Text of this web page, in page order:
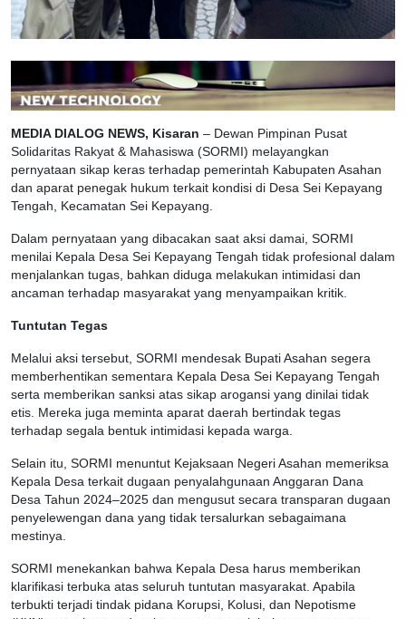
MEDIA DIALOG NEWS, Kisaran – Dewan Pimpinan Pusat
Solidaritas Rakyat & Mahasiswa (SORMI) melayangkan
pernyataan sikap keras terhadap pemerintah Kabupaten Asahan
dan aparat penegak hukum terkait kondisi di Desa Sei Kepayang
Tengah, Kecamatan Sei Kepayang.
Dalam pernyataan yang dibacakan saat aksi damai, SORMI
menilai Kepala Desa Sei Kepayang Tengah tidak profesional dalam
menjalankan tugas, bahkan diduga melakukan intimidasi dan
ancaman terhadap masyarakat yang menyampaikan kritik.
Tuntutan Tegas
Melalui aksi tersebut, SORMI mendesak Bupati Asahan segera
memberhentikan sementara Kepala Desa Sei Kepayang Tengah
serta memberikan sanksi atas sikap arogansi yang dinilai tidak
etis. Mereka juga meminta aparat daerah bertindak tegas
terhadap segala bentuk intimidasi kepada warga.
Selain itu, SORMI menuntut Kejaksaan Negeri Asahan memeriksa
Kepala Desa terkait dugaan penyalahgunaan Anggaran Dana
Desa Tahun 2024–2025 dan mengusut secara transparan dugaan
penyelewengan dana yang tidak tersalurkan sebagaimana
mestinya.
SORMI menekankan bahwa Kepala Desa harus memberikan
klarifikasi terbuka atas seluruh tuntutan masyarakat. Apabila
terbukti terjadi tindak pidana Korupsi, Kolusi, dan Nepotisme